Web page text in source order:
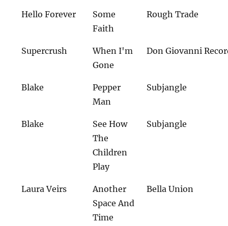
Hello Forever
Some
Faith
Rough Trade
Supercrush
When I'm
Gone
Don Giovanni
Blake
Pepper
Man
Subjangle
Blake
See How
The
Children
Play
Subjangle
Laura Veirs
Another
Space And
Time
Bella Union